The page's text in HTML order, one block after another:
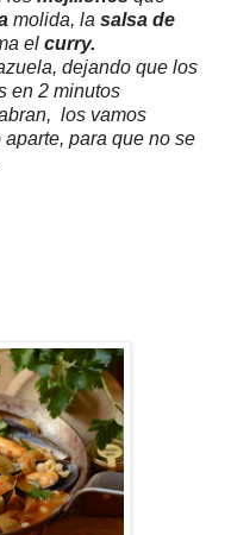
molida, la salsa de
el curry.
dejando que los
en 2 minutos
los vamos
para que no se